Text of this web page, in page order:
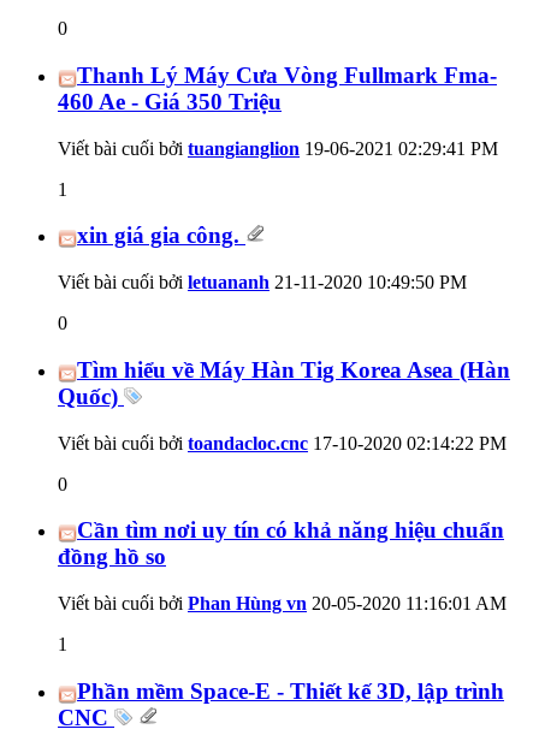
0
Thanh Lý Máy Cưa Vòng Fullmark Fma-
460 Ae - Giá 350 Triệu
Viết bài cuối bởi tuangianglion 19-06-2021 02:29:41 PM
1
xin giá gia công.
Viết bài cuối bởi letuananh 21-11-2020 10:49:50 PM
0
Tìm hiểu về Máy Hàn Tig Korea Asea (Hàn
Quốc)
Viết bài cuối bởi toandacloc.cnc 17-10-2020 02:14:22 PM
0
Cần tìm nơi uy tín có khả năng hiệu chuẩn
đồng hồ so
Viết bài cuối bởi Phan Hùng vn 20-05-2020 11:16:01 AM
1
Phần mềm Space-E - Thiết kế 3D, lập trình
CNC